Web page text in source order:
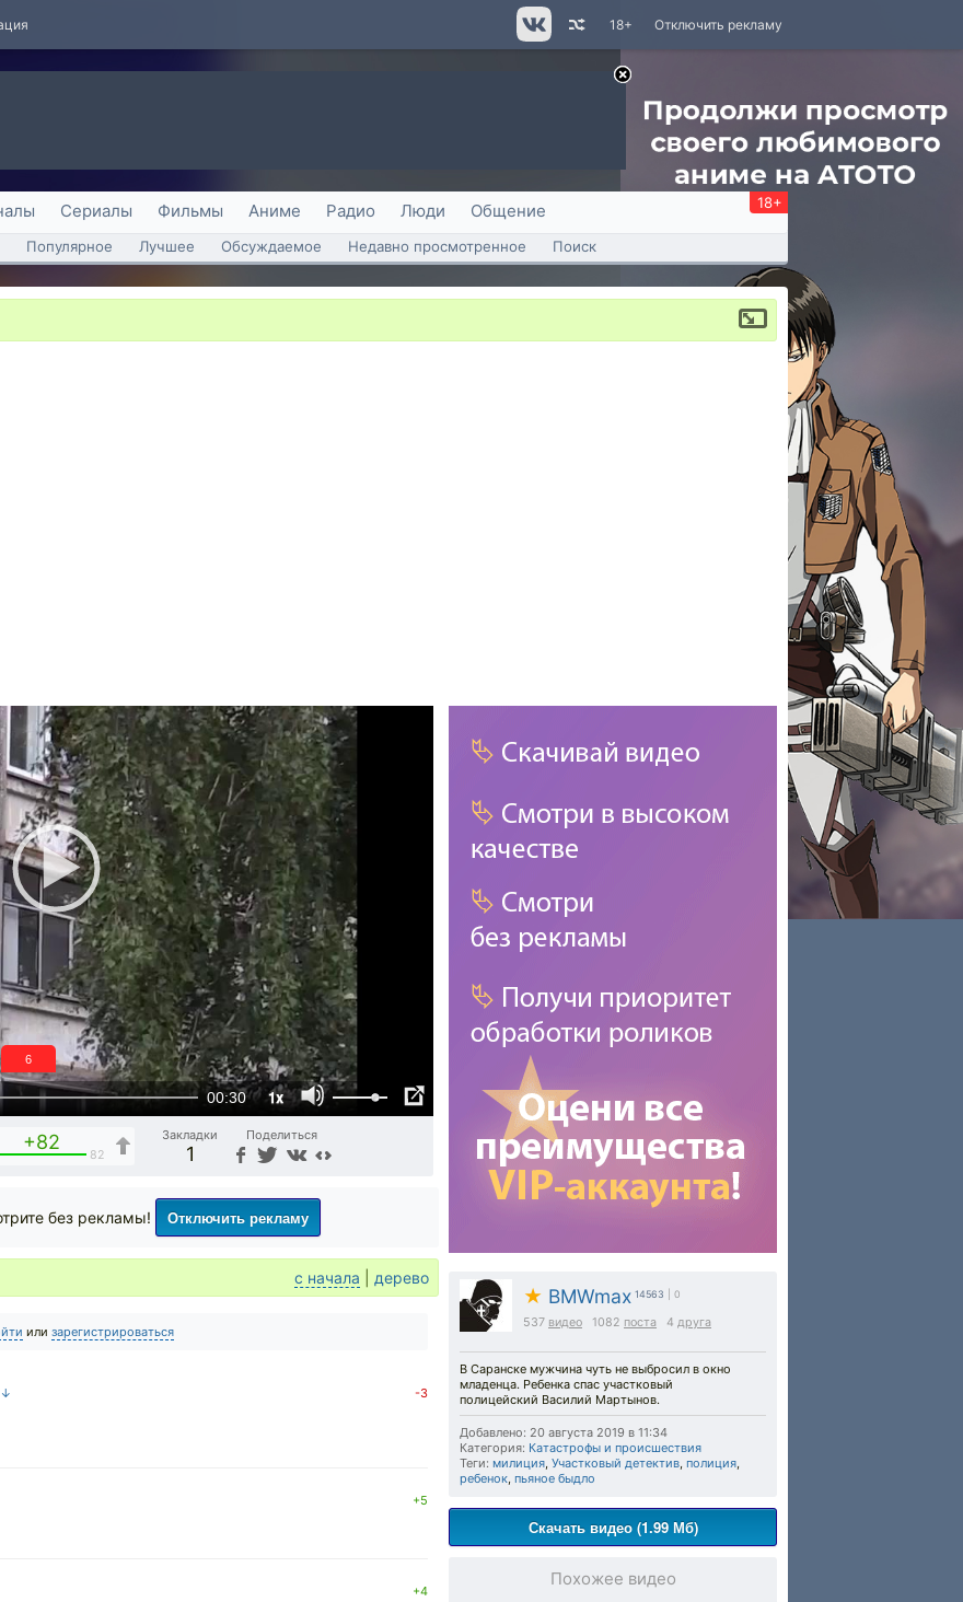
Отключить рекламу
18+
Сериалы Фильмы Аниме Радио Люди Общение 18+
Популярное Лучшее Обсуждаемое Недавно просмотренное Поиск
00:30 1x
6
+82
82
Закладки
1
Поделиться
★ BMWmax 14563 | 0
537 видео 1082 поста 4 друга
В Саранске мужчина чуть не выбросил в окно
младенца. Ребенка спас участковый
полицейский Василий Мартынов.
Добавлено: 20 августа 2019 в 11:34
Категория: Катастрофы и происшествия
Теги: милиция, Участковый детектив, полиция,
ребенок, пьяное быдло
Скачать видео (1.99 Мб)
Похожее видео
без рекламы! Отключить рекламу
с начала дерево
или зарегистрироваться
↓ -3
+5
+4